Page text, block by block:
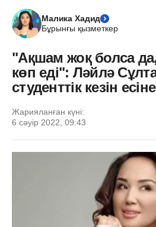
Малика Хадид
Бұрынғы қызметкер
"Ақшам жоқ болса
көп еді": Ләйлә
студенттік кезін
Жарияланған күні:
6 сәуір 2022, 09:43